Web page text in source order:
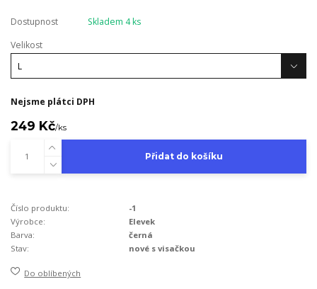
Dostupnost
Skladem 4 ks
Velikost
Nejsme plátci DPH
249 Kč/ks
Přidat do košíku
Číslo produktu:
-1
Výrobce:
Elevek
Barva:
černá
Stav:
nové s visačkou
Do oblíbených